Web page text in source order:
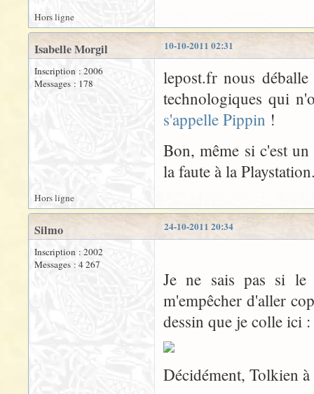
Hors ligne
10-10-2011 02:31
Isabelle Morgil
Inscription : 2006
Messages : 178
lepost.fr nous
technologiques qui
s'appelle Pippin !
Bon, même si c'est
la faute à la
Hors ligne
24-10-2011 20:34
Silmo
Inscription : 2002
Messages : 4 267
Je ne sais pas si le
m'empêcher d'aller
dessin que je colle ici :
Décidément, Tolkien